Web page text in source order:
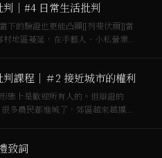
｜#4 日常生活批判
下的驗證也更能凸顯[[列斐伏爾]]當
… 課程｜＃2 接近城市的權利
態上是歡迎所有人的。但辯證的
多農民都進城了，郊區越來越擴
中心，你就住城…
致詞